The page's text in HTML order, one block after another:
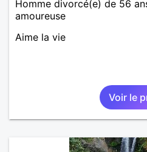
Homme divorcé(e) de 56
amoureuse
Aime la vie
Voir le